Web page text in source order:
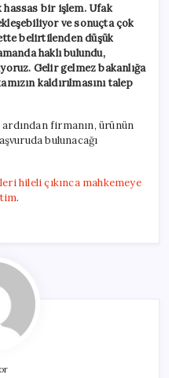
hassas bir işlem. Ufak
ve sonuçta çok
belirtilenden düşük
haklı bulundu,
Gelir gelmez bakanlığa
kaldırılmasını talep
firmanın, ürünün
bulunacağı
hileli çıkınca mahkemeye
.